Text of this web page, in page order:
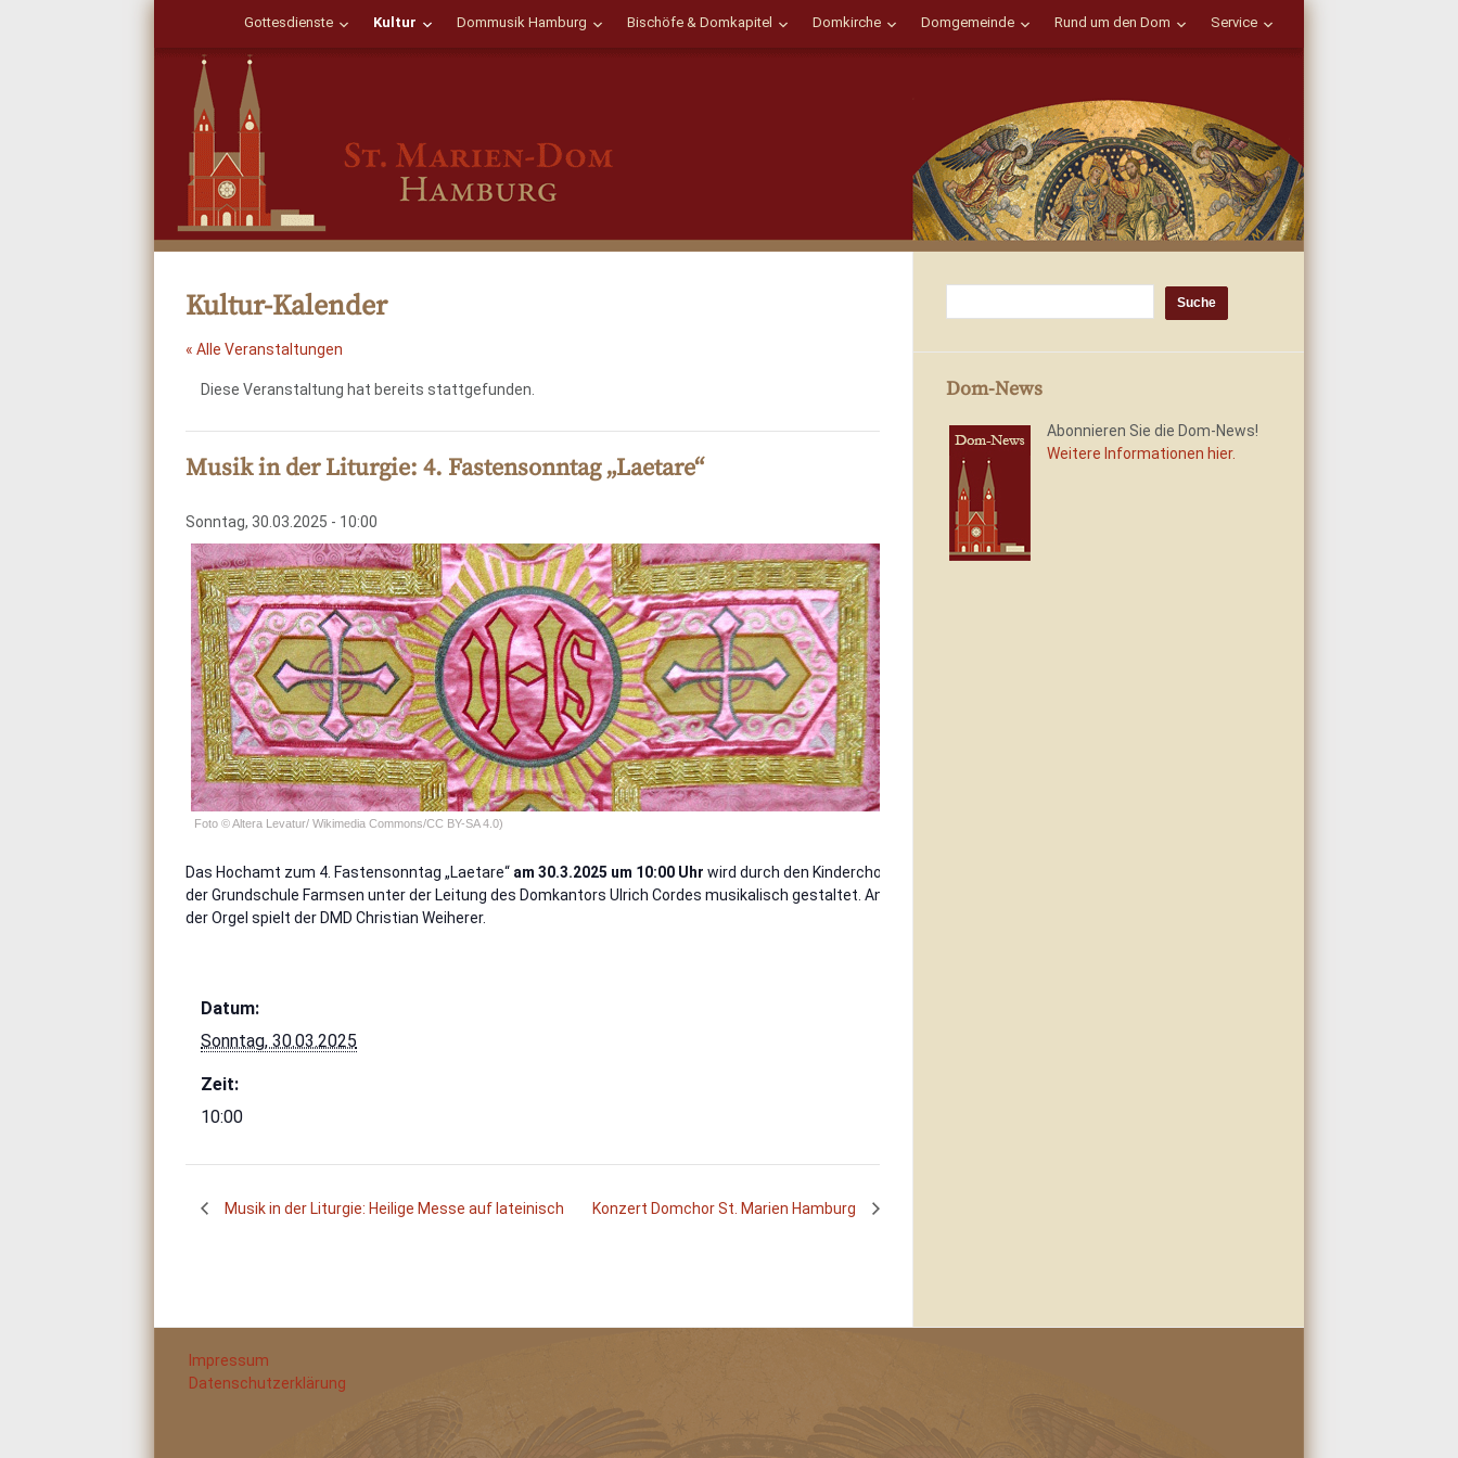
Gottesdienste Kultur Dommusik Hamburg Bischöfe & Domkapitel Domkirche Domgemeinde Rund um den Dom Service
Kultur-Kalender
« Alle Veranstaltungen
Diese Veranstaltung hat bereits stattgefunden.
Musik in der Liturgie: 4. Fastensonntag „Laetare“
Sonntag, 30.03.2025 - 10:00
Foto © Altera Levatur/ Wikimedia Commons/CC BY-SA 4.0)
Das Hochamt zum 4. Fastensonntag „Laetare“ am 30.3.2025 um 10:00 Uhr wird durch den Kinderchor
der Grundschule Farmsen unter der Leitung des Domkantors Ulrich Cordes musikalisch gestaltet. An
der Orgel spielt der DMD Christian Weiherer.
Datum:
Sonntag, 30.03.2025
Zeit:
10:00
Musik in der Liturgie: Heilige Messe auf lateinisch Konzert Domchor St. Marien Hamburg
Dom-News
Abonnieren Sie die Dom-News!
Weitere Informationen hier.
Impressum
Datenschutzerklärung